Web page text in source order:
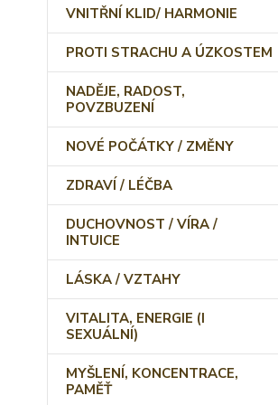
VNITŘNÍ KLID/ HARMONIE
PROTI STRACHU A ÚZKOSTEM
NADĚJE, RADOST,
POVZBUZENÍ
NOVÉ POČÁTKY / ZMĚNY
ZDRAVÍ / LÉČBA
DUCHOVNOST / VÍRA /
INTUICE
LÁSKA / VZTAHY
VITALITA, ENERGIE (I
SEXUÁLNÍ)
MYŠLENÍ, KONCENTRACE,
PAMĚŤ